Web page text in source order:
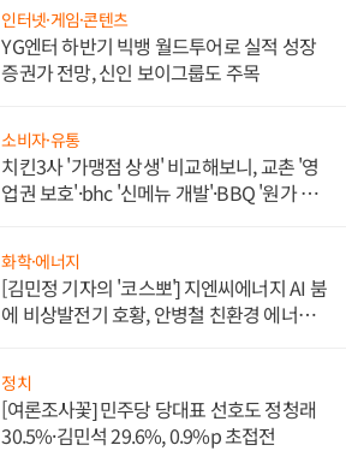
인터넷·게임·콘텐츠
YG엔터 하반기 빅뱅 월드투어로 실적 성장
증권가 전망, 신인 보이그룹도 주목
소비자·유통
치킨3사 '가맹점 상생' 비교해보니, 교촌 '영
업권 보호'·bhc '신메뉴 개발'·BBQ '원가 부
화학·에너지
[김민정 기자의 '코스뽀'] 지엔씨에너지 AI 붐
에 비상발전기 호황, 안병철 친환경 에너지
정치
[여론조사꽃] 민주당 당대표 선호도 정청래
30.5%·김민석 29.6%, 0.9%p 초접전